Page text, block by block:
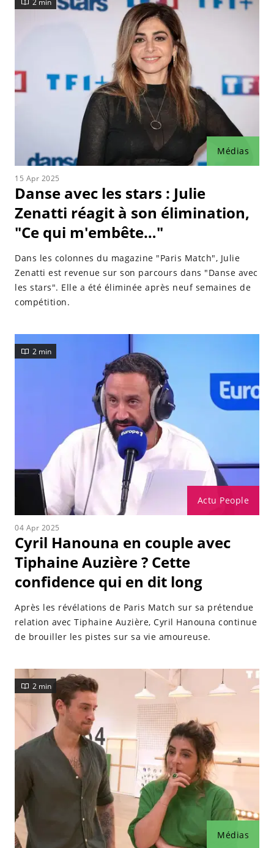
Médias
15 Apr 2025
Danse avec les stars : Julie
Zenatti réagit à son élimination,
"Ce qui m'embête…"
Dans les colonnes du magazine "Paris Match", Julie
Zenatti est revenue sur son parcours dans "Danse avec
les stars". Elle a été éliminée après neuf semaines de
compétition.
Actu People
2 min
04 Apr 2025
Cyril Hanouna en couple avec
Tiphaine Auzière ? Cette
confidence qui en dit long
Après les révélations de Paris Match sur sa prétendue
relation avec Tiphaine Auzière, Cyril Hanouna continue
de brouiller les pistes sur sa vie amoureuse.
Médias
2 min